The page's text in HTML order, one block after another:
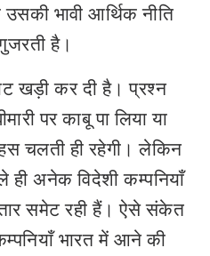
भावी आर्थिक नीति
है।
खड़ी कर दी है। प्रश्न
पर काबू पा लिया या
चलती ही रहेगी। लेकिन
ही अनेक विदेशी कम्पनियाँ
समेट रही हैं। ऐसे संकेत
भारत में आने की